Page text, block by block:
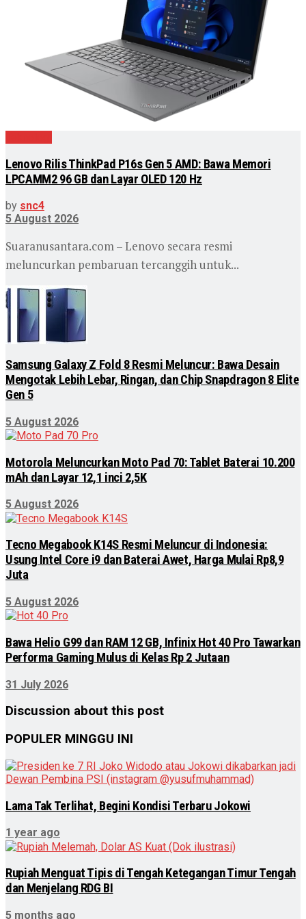
Lenovo Rilis ThinkPad P16s Gen 5 AMD: Bawa Memori
LPCAMM2 96 GB dan Layar OLED 120 Hz
by snc4
5 August 2026
Suaranusantara.com – Lenovo secara resmi
meluncurkan pembaruan tercanggih untuk...
Samsung Galaxy Z Fold 8 Resmi Meluncur: Bawa Desain
Mengotak Lebih Lebar, Ringan, dan Chip Snapdragon 8 Elite
Gen 5
5 August 2026
Motorola Meluncurkan Moto Pad 70: Tablet Baterai 10.200
mAh dan Layar 12,1 inci 2,5K
5 August 2026
Tecno Megabook K14S Resmi Meluncur di Indonesia:
Usung Intel Core i9 dan Baterai Awet, Harga Mulai Rp8,9
Juta
5 August 2026
Bawa Helio G99 dan RAM 12 GB, Infinix Hot 40 Pro Tawarkan
Performa Gaming Mulus di Kelas Rp 2 Jutaan
31 July 2026
Discussion about this post
POPULER MINGGU INI
Lama Tak Terlihat, Begini Kondisi Terbaru Jokowi
1 year ago
Rupiah Menguat Tipis di Tengah Ketegangan Timur Tengah
dan Menjelang RDG BI
5 months ago